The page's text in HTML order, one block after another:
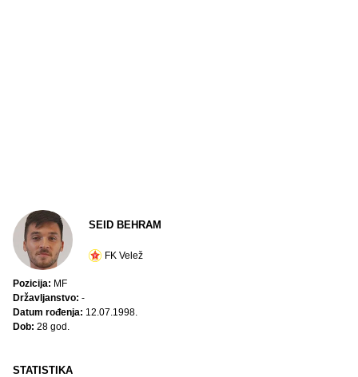
STATISTIKA
SEID BEHRAM
FK Velež
Pozicija: MF
Državljanstvo: -
Datum rođenja: 12.07.1998.
Dob: 28 god.